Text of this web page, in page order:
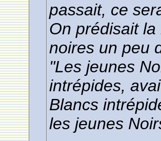
passait, ce
On prédisait
noires un peu
"Les jeunes
intrépides,
Blancs
les jeunes